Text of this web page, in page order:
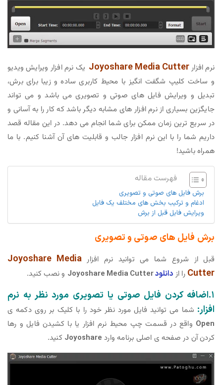
نرم افزارJoyoshare Media Cutter یک نرم افزار ویرایش ویدیو
و ساخت کلیپ شگفت انگیز با محیط کاربری ساده و زیبا برای برش،
تبدیل و ویرایش فایل های صوتی و تصویری می باشد و می تواند
جایگزین بسیاری از نرم افزار های مشابه دیگر باشد که کار را به آسانی و
در سریع ترین زمان ممکن برای شما انجام می دهد. در این مقاله قصد
داریم شما را با این نرم افزار جالب و قابلیت های آن آشنا کنیم. با ما
همراه باشید!
فهرست مقاله
برش فایل های صوتی و تصویری
ادغام و ترکیب بخش های مختلف یک فایل
ویرایش فایل قبل از برش
برش فایل های صوتی و تصویری
قبل از شروع شما می توانید نرم افزار Joyoshare Media
Cutter را از دانلودJoyoshare Media Cutter و نصب کنید.
۱.اضافه کردن فایل صوتی یا تصویری مورد نظر به نرم
افزار: شما می توانید فایل مورد نظر خود را با کلیک بر روی دکمه ی
Open واقع در قسمت چپ محیط نرم افزار یا با کشیدن فایل و رها
کردن آن در صفحه ی اصلی برنامه وارد Joyoshare کنید.